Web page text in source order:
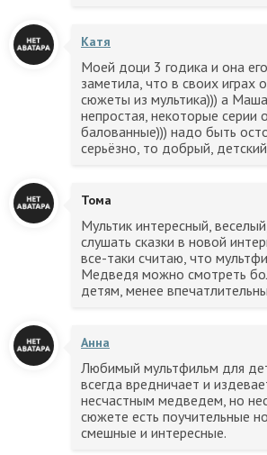
Катя
Моей доци 3 годика и она
заметила, что в своих играх
сюжеты из мультика))) а
непростая, некоторые серии
балованные))) надо быть
серьёзно, то добрый,
Тома
Мультик интересный,
слушать сказки в новой
все-таки считаю, что
Медведя можно смотреть
детям, менее
Анна
Любимый мультфильм для
всегда вредничает и
несчастным медведем, но
сюжете есть поучительные
смешные и интересные.